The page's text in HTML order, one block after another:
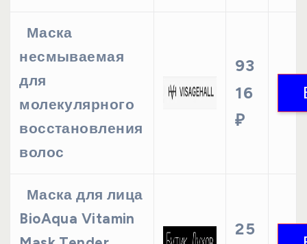
Маска
несмываемая
для
молекулярного
восстановления
волос
93
16
₽
Маска для лица
BioAqua Vitamin
25